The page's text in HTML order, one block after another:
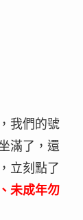
我們的號
滿了，還
立刻點了
未成年勿